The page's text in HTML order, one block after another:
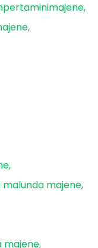
majene
majene